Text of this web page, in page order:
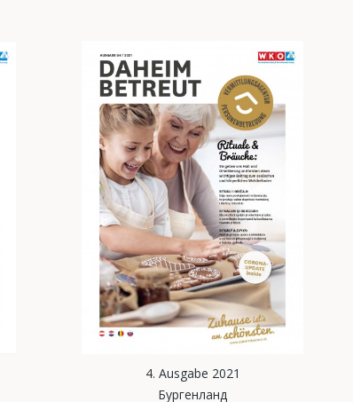
4. Ausgabe 2021
Бургенланд